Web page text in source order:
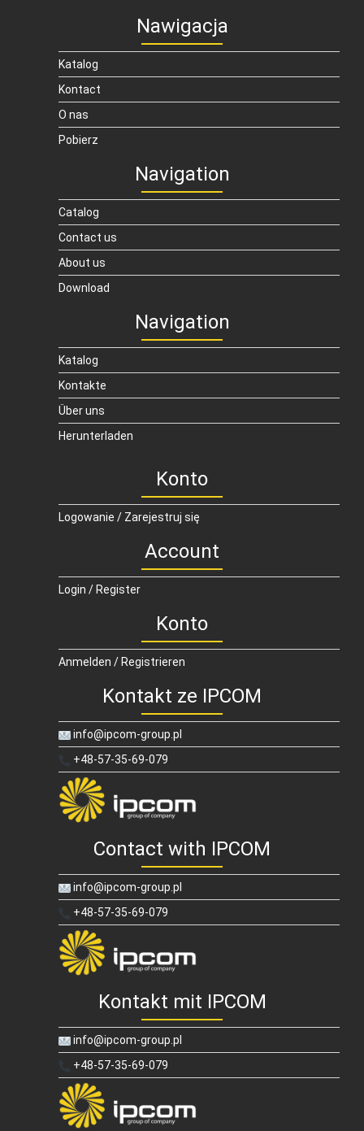
Nawigacja
Katalog
Kontact
O nas
Pobierz
Navigation
Catalog
Contact us
About us
Download
Navigation
Katalog
Kontakte
Über uns
Herunterladen
Konto
Logowanie / Zarejestruj się
Account
Login / Register
Konto
Anmelden / Registrieren
Kontakt ze IPCOM
info@ipcom-group.pl
+48-57-35-69-079
Contact with IPCOM
info@ipcom-group.pl
+48-57-35-69-079
Kontakt mit IPCOM
info@ipcom-group.pl
+48-57-35-69-079